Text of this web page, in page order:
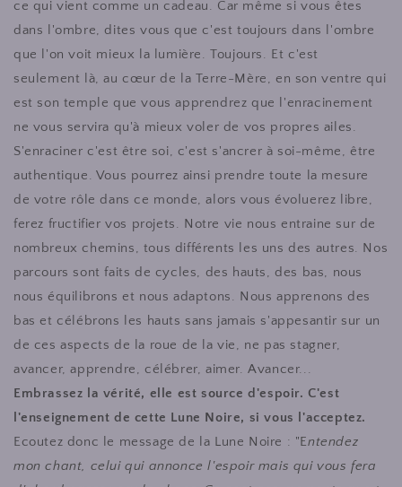
ce qui vient comme un cadeau. Car même si vous êtes
dans l'ombre, dites vous que c'est toujours dans l'ombre
que l'on voit mieux la lumière. Toujours. Et c'est
seulement là, au cœur de la Terre-Mère, en son ventre qui
est son temple que vous apprendrez que l'enracinement
ne vous servira qu'à mieux voler de vos propres ailes.
S'enraciner c'est être soi, c'est s'ancrer à soi-même, être
authentique. Vous pourrez ainsi prendre toute la mesure
de votre rôle dans ce monde, alors vous évoluerez libre,
ferez fructifier vos projets. Notre vie nous entraine sur de
nombreux chemins, tous différents les uns des autres. Nos
parcours sont faits de cycles, des hauts, des bas, nous
nous équilibrons et nous adaptons. Nous apprenons des
bas et célébrons les hauts sans jamais s'appesantir sur un
de ces aspects de la roue de la vie, ne pas stagner,
avancer, apprendre, célébrer, aimer. Avancer...
Embrassez la vérité, elle est source d'espoir. C'est
l'enseignement de cette Lune Noire, si vous l'acceptez.
Ecoutez donc le message de la Lune Noire : "Entendez
mon chant, celui qui annonce l'espoir mais qui vous fera